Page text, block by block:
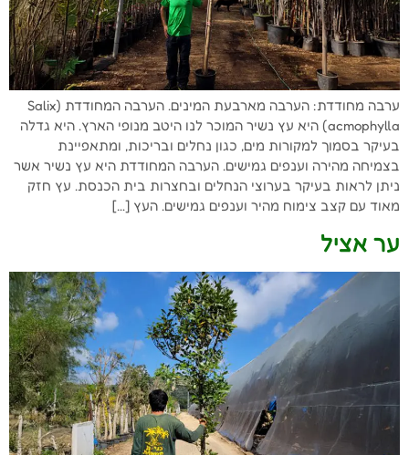
ערבה מחודדת: הערבה מארבעת המינים. הערבה המחודדת (Salix
acmophylla) היא עץ נשיר המוכר לנו היטב מנופי הארץ. היא גדלה
בעיקר בסמוך למקורות מים, כגון נחלים ובריכות, ומתאפיינת
בצמיחה מהירה וענפים גמישים. הערבה המחודדת היא עץ נשיר אשר
ניתן לראות בעיקר בערוצי הנחלים ובחצרות בית הכנסת. עץ חזק
מאוד עם קצב צימוח מהיר וענפים גמישים. העץ […]
ער אציל